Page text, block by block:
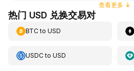
查看更多 ↓
热门 USD 兑换交易对
BTCto USD
USDCto USD